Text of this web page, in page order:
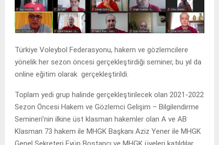
Türkiye Voleybol Federasyonu, hakem ve gözlemcilere
yönelik her sezon öncesi gerçekleştirdiği seminer, bu yıl da
online eğitim olarak gerçekleştirildi.
Toplam yedi grup halinde gerçekleştirilecek olan 2021-2022
Sezon Öncesi Hakem ve Gözlemci Gelişim – Bilgilendirme
Semineri’nin ilkine üst klasman hakemler olan A ve AB
Klasman 73 hakem ile MHGK Başkanı Aziz Yener ile MHGK